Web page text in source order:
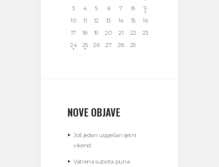
3
4 5 6 7 8
9
10
11 12 13 14 15
16
17
18 19 20 21 22
23
24
25 26 27 28 29
NOVE OBJAVE
Još jedan uspješan ljetni
vikend
Vatrena subota puna